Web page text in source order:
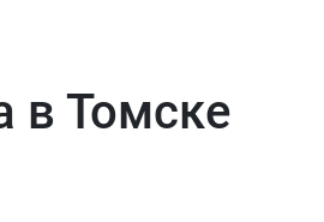
в Томске